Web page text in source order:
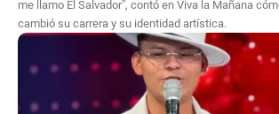
me llamo El Salvador”, contó en Viva la Mañana
cambió su carrera y su identidad artística.